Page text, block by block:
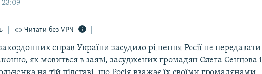
23:09
Читати без VPN
справ України засудило рішення Росії не передавати
як мовиться в заяві, засуджених громадян Олега Сенцова і